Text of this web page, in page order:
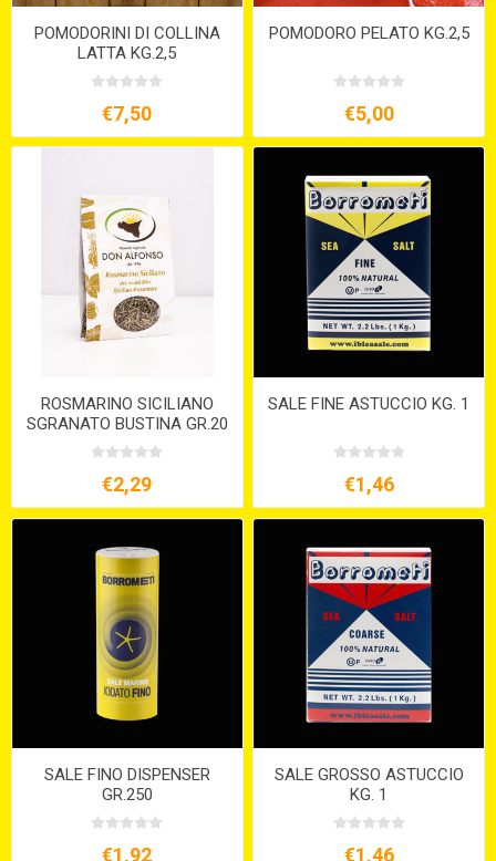
POMODORINI DI COLLINA
LATTA KG.2,5
€7,50
POMODORO PELATO KG.2,5
€5,00
ROSMARINO SICILIANO
SGRANATO BUSTINA GR.20
€2,29
SALE FINE ASTUCCIO KG. 1
€1,46
SALE FINO DISPENSER
GR.250
€1,92
SALE GROSSO ASTUCCIO
KG. 1
€1,46